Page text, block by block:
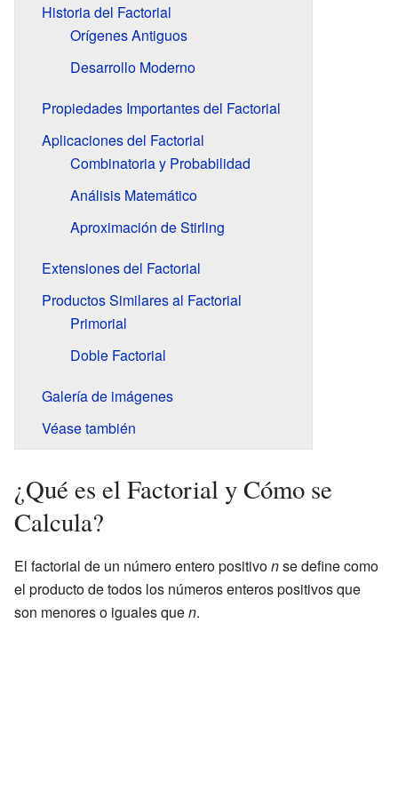
Historia del Factorial
Orígenes Antiguos
Desarrollo Moderno
Propiedades Importantes del Factorial
Aplicaciones del Factorial
Combinatoria y Probabilidad
Análisis Matemático
Aproximación de Stirling
Extensiones del Factorial
Productos Similares al Factorial
Primorial
Doble Factorial
Galería de imágenes
Véase también
¿Qué es el Factorial y Cómo se
Calcula?
El factorial de un número entero positivonse define como
el producto de todos los números enteros positivos que
son menores o iguales quen.